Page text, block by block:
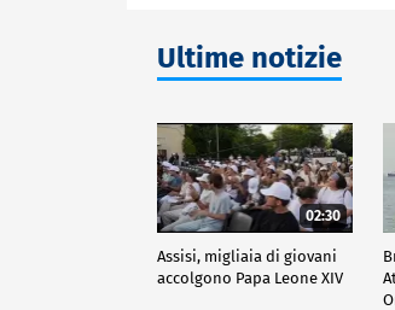
Ultime notizie
02:30
Assisi, migliaia di giovani
accolgono Papa Leone XIV